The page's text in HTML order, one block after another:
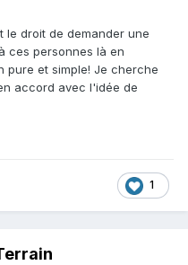
droit de demander une
ces personnes là en
pure et simple! Je cherche
accord avec l'idée de
1